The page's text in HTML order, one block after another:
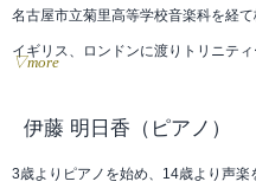
名古屋市立菊里高等学校音楽科を経て
イギリス、ロンドンに渡りトリニテ
また数々の学内コンサートや教会で
▽more
伊藤 明日香 （ピアノ）
3歳よりピアノを始め、14歳より声楽